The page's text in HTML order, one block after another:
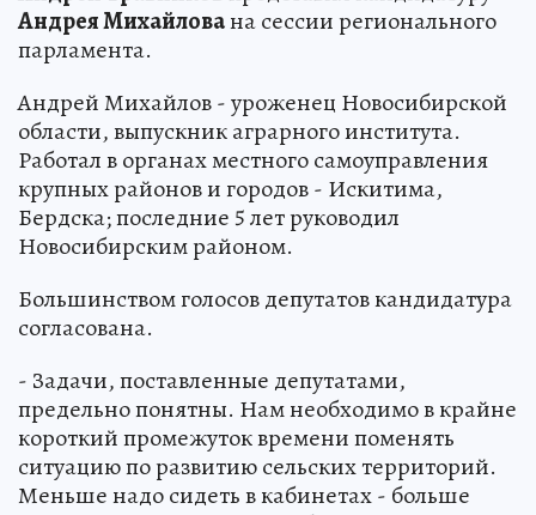
Андрея Михайлована сессии регионального
парламента.
Андрей Михайлов - уроженец Новосибирской
области, выпускник аграрного института.
Работал в органах местного самоуправления
крупных районов и городов - Искитима,
Бердска; последние 5 лет руководил
Новосибирским районом.
Большинством голосов депутатов кандидатура
согласована.
- Задачи, поставленные депутатами,
предельно понятны. Нам необходимо в крайне
короткий промежуток времени поменять
ситуацию по развитию сельских территорий.
Меньше надо сидеть в кабинетах - больше